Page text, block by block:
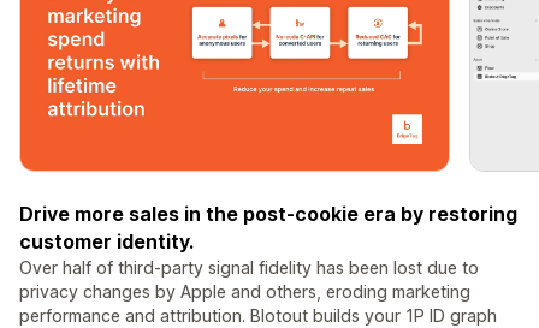
Drive more sales in the post-cookie era by restoring
customer identity.
Over half of third-party signal fidelity has been lost due to
privacy changes by Apple and others, eroding marketing
performance and attribution. Blotout builds your 1P ID graph